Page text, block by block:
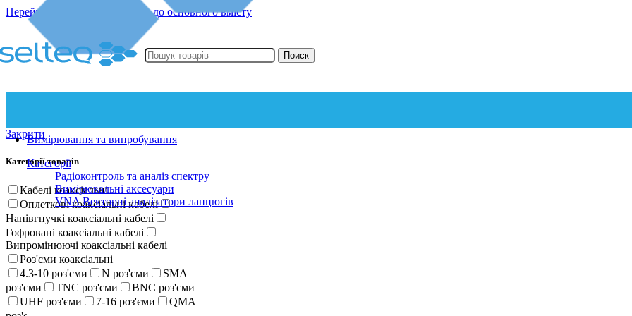
Перейти до навігації Перейти до основного вмісту
Поиск
Вимірювання та випробування
Категорії
Радіоконтроль та аналіз спектру
Вимірювальні аксесуари
VNA Векторні аналізатори ланцюгів
Закрити
Категорії товарів
Кабелі коаксіальні
Оплеткові коаксіальні кабелі
Напівгнучкі коаксіальні кабелі
Гофровані коаксіальні кабелі
Випромінюючі коаксіальні кабелі
Роз'єми коаксіальні
4.3-10 роз'єми
N роз'єми
SMA
роз'єми
TNC роз'єми
BNC роз'єми
UHF роз'єми
7-16 роз'єми
QMA